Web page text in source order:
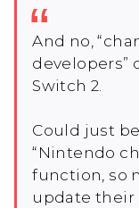
And no,
developers”
Switch 2.
Could just
“Nintendo
function, so
update their